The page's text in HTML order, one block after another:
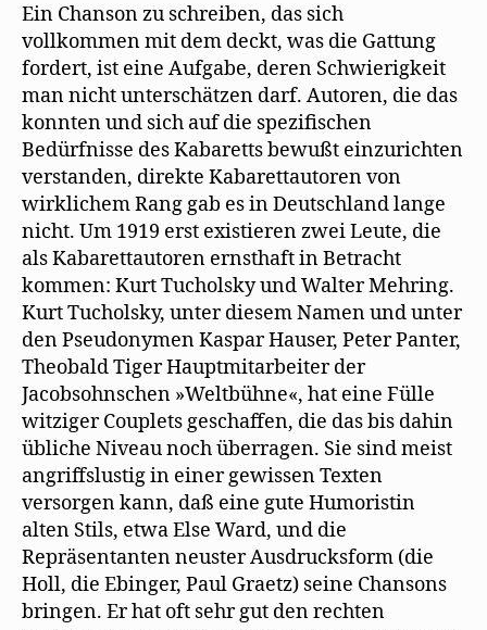
Ein Chanson zu schreiben, das sich
vollkommen mit dem deckt, was die Gattung
fordert, ist eine Aufgabe, deren Schwierigkeit
man nicht unterschätzen darf. Autoren, die das
konnten und sich auf die spezifischen
Bedürfnisse des Kabaretts bewußt einzurichten
verstanden, direkte Kabarettautoren von
wirklichem Rang gab es in Deutschland lange
nicht. Um 1919 erst existieren zwei Leute, die
als Kabarettautoren ernsthaft in Betracht
kommen: Kurt Tucholsky und Walter Mehring.
Kurt Tucholsky, unter diesem Namen und unter
den Pseudonymen Kaspar Hauser, Peter Panter,
Theobald Tiger Hauptmitarbeiter der
Jacobsohnschen »Weltbühne«, hat eine Fülle
witziger Couplets geschaffen, die das bis dahin
übliche Niveau noch überragen. Sie sind meist
angriffslustig in einer gewissen Texten
versorgen kann, daß eine gute Humoristin
alten Stils, etwa Else Ward, und die
Repräsentanten neuster Ausdrucksform (die
Holl, die Ebinger, Paul Graetz) seine Chansons
bringen. Er hat oft sehr gut den rechten